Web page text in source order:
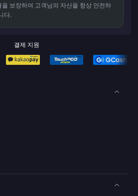
보장하여 고객님의 자산을 항상 안전하
다.
결제 지원